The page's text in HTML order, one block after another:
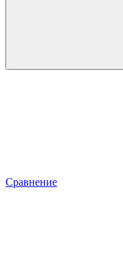
Сравнение